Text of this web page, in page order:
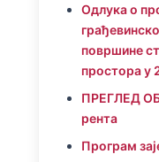
Одлука о
површине
простора у
ПРЕГЛЕД
рента
Програм